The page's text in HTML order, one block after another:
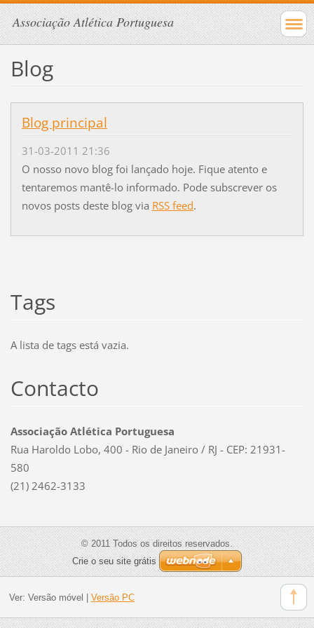
Associação Atlética Portuguesa
Blog
Blog principal
31-03-2011 21:36
O nosso novo blog foi lançado hoje. Fique atento e
tentaremos mantê-lo informado. Pode subscrever os
novos posts deste blog via RSS feed.
Tags
A lista de tags está vazia.
Contacto
Associação Atlética Portuguesa
Rua Haroldo Lobo, 400 - Rio de Janeiro / RJ - CEP: 21931-
580
(21) 2462-3133
© 2011 Todos os direitos reservados.
Crie o seu site grátis
Ver: Versão móvel Versão PC